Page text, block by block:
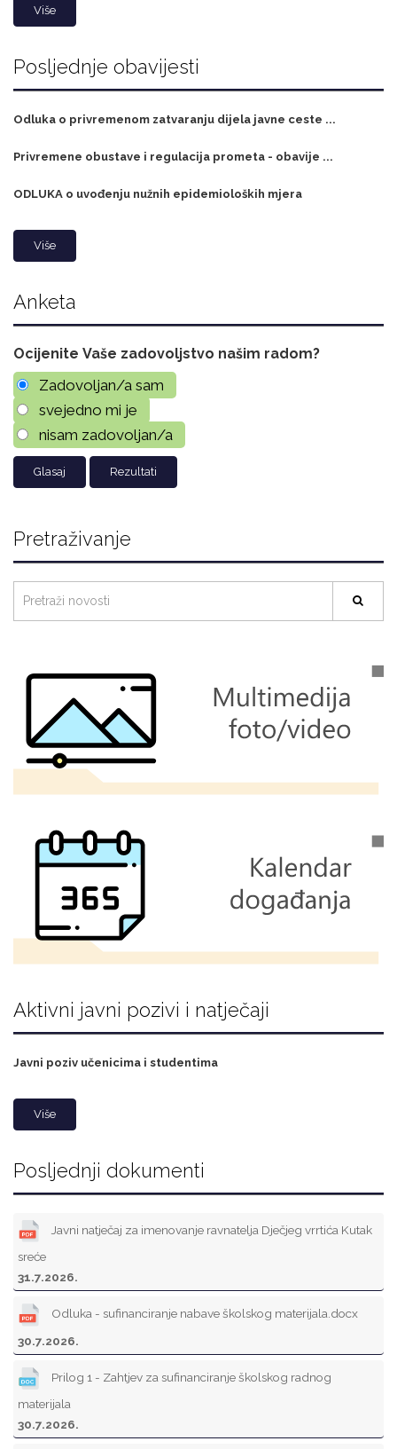
Više
Posljednje obavijesti
Odluka o privremenom zatvaranju dijela javne ceste ...
Privremene obustave i regulacija prometa - obavije ...
ODLUKA o uvođenju nužnih epidemioloških mjera
Više
Anketa
Ocijenite Vaše zadovoljstvo našim radom?
Zadovoljan/a sam
svejedno mi je
nisam zadovoljan/a
Rezultati
Pretraživanje
Aktivni javni pozivi i natječaji
Javni poziv učenicima i studentima
Više
Posljednji dokumenti
Javni natječaj za imenovanje ravnatelja Dječjeg vrrtića Kutak
sreće
31.7.2026.
Odluka - sufinanciranje nabave školskog materijala.docx
30.7.2026.
Prilog 1 - Zahtjev za sufinanciranje školskog radnog
materijala
30.7.2026.